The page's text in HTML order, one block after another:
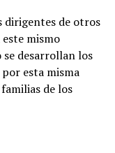
dirigentes de otros
mismo
desarrollan los
esta misma
de los